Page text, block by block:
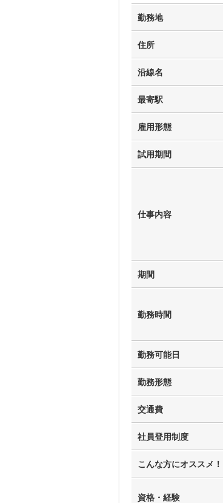
勤務地
住所
沿線名
最寄駅
雇用形態
試用期間
仕事内容
期間
勤務時間
勤務可能日
勤務形態
交通費
社員登用制度
こんな方にオススメ！
資格・経験